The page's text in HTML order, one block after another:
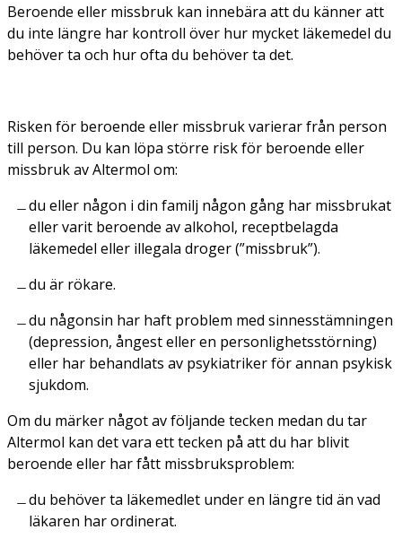
Beroende eller missbruk kan innebära att du känner att
du inte längre har kontroll över hur mycket läkemedel du
behöver ta och hur ofta du behöver ta det.
Risken för beroende eller missbruk varierar från person
till person. Du kan löpa större risk för beroende eller
missbruk av Altermol om:
du eller någon i din familj någon gång har missbrukat
eller varit beroende av alkohol, receptbelagda
läkemedel eller illegala droger (”missbruk”).
du är rökare.
du någonsin har haft problem med sinnesstämningen
(depression, ångest eller en personlighetsstörning)
eller har behandlats av psykiatriker för annan psykisk
sjukdom.
Om du märker något av följande tecken medan du tar
Altermol kan det vara ett tecken på att du har blivit
beroende eller har fått missbruksproblem:
du behöver ta läkemedlet under en längre tid än vad
läkaren har ordinerat.